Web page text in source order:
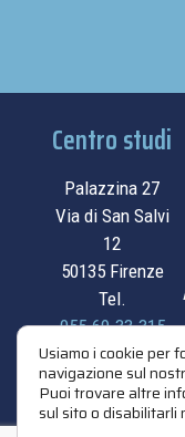
Centro studi
Palazzina 27
Via di San Salvi
12
50135 Firenze
Tel.
055.69.33.315
contatti
Usiamo i cookie per
navigazione sul
Puoi trovare altre
sul sito o disabilitarli